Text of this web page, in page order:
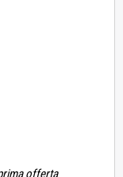
offerta